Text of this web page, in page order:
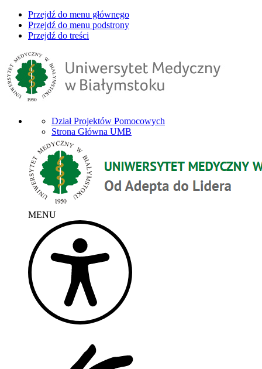
Przejdź do menu głównego
Przejdź do menu podstrony
Przejdź do treści
Dział Projektów Pomocowych
Strona Główna UMB
MENU